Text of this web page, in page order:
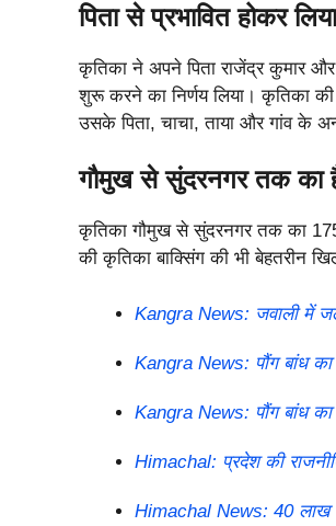
पिता से प्रभावित होकर
कृतिका ने अपने पिता राजेंद्र कुमार और
शुरू करने का निर्णय लिया। कृतिका
उसके पिता, चाचा, ताया और गांव के
गौमुख से सुंदरनगर तक का
कृतिका गौमुख से सुंदरनगर तक का
की कृतिका बाक्सिंग की भी बेहतरीन
Kangra News: जवाली में
Kangra News: पौंग बांध
Kangra News: पौंग बांध
Himachal: प्रदेश की
Himachal News: 40 लाख